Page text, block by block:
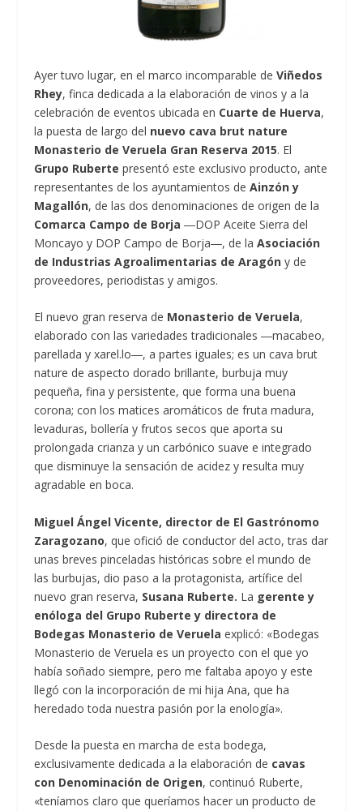
Ayer tuvo lugar, en el marco incomparable deViñedos
Rhey, finca dedicada a la elaboración de vinos y a la
celebración de eventos ubicada en Cuarte de Huerva,
la puesta de largo del nuevo cava brut nature
Monasterio de Veruela Gran Reserva 2015. El
Grupo Ruberte presentó este exclusivo producto, ante
representantes de los ayuntamientos deAinzón y
Magallón, de las dos denominaciones de origen de la
Comarca Campo de Borja ―DOP Aceite Sierra del
Moncayo y DOP Campo de Borja―, de la Asociación
de Industrias Agroalimentarias de Aragón y de
proveedores, periodistas y amigos.
El nuevo gran reserva de Monasterio de Veruela,
elaborado con las variedades tradicionales ―macabeo,
parellada y xarel.lo―, a partes iguales; es un cava brut
nature de aspecto dorado brillante, burbuja muy
pequeña, fina y persistente, que forma una buena
corona; con los matices aromáticos de fruta madura,
levaduras, bollería y frutos secos que aporta su
prolongada crianza y un carbónico suave e integrado
que disminuye la sensación de acidez y resulta muy
agradable en boca.
Miguel Ángel Vicente, director de El Gastrónomo
Zaragozano, que ofició de conductor del acto, tras dar
unas breves pinceladas históricas sobre el mundo de
las burbujas, dio paso a la protagonista, artífice del
nuevo gran reserva, Susana Ruberte. La gerente y
enóloga del Grupo Ruberte y directora de
Bodegas Monasterio de Veruela explicó: «Bodegas
Monasterio de Veruela es un proyecto con el que yo
había soñado siempre, pero me faltaba apoyo y este
llegó con la incorporación de mi hija Ana, que ha
heredado toda nuestra pasión por la enología».
Desde la puesta en marcha de esta bodega,
exclusivamente dedicada a la elaboración de cavas
con Denominación de Origen, continuó Ruberte,
«teníamos claro que queríamos hacer un producto de